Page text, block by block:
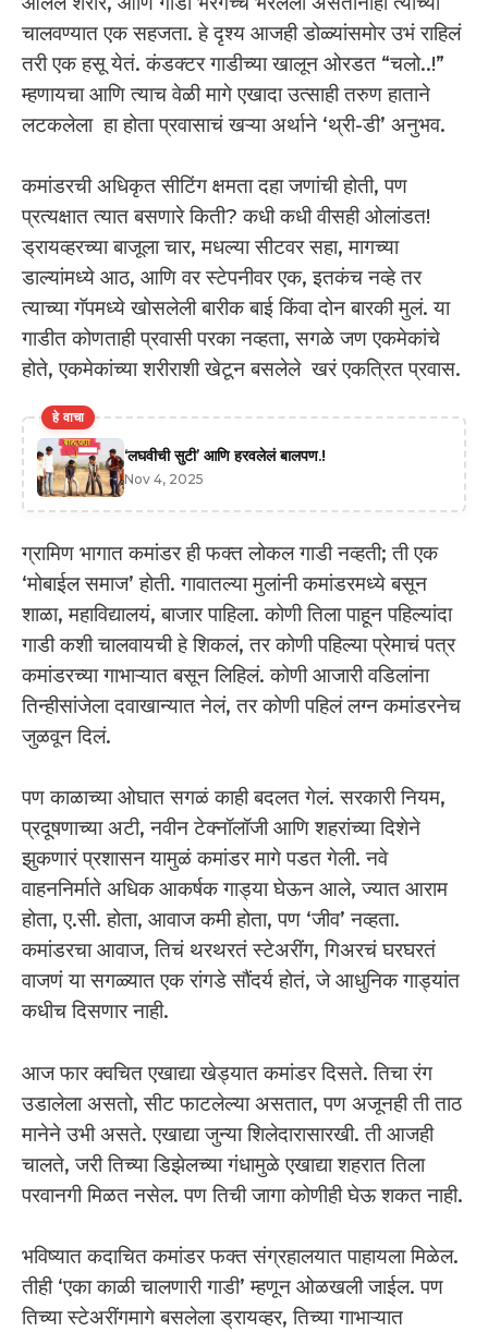
चालवण्यात एक सहजता. हे दृश्य आजही डोळ्यांसमोर उभं राहिलं
तरी एक हसू येतं. कंडक्टर गाडीच्या खालून ओरडत “चलो..!”
म्हणायचा आणि त्याच वेळी मागे एखादा उत्साही तरुण हाताने
लटकलेला हा होता प्रवासाचं खऱ्या अर्थाने ‘थ्री-डी’ अनुभव.
कमांडरची अधिकृत सीटिंग क्षमता दहा जणांची होती, पण
प्रत्यक्षात त्यात बसणारे किती? कधी कधी वीसही ओलांडत!
ड्रायव्हरच्या बाजूला चार, मधल्या सीटवर सहा, मागच्या
डाल्यांमध्ये आठ, आणि वर स्टेपनीवर एक, इतकंच नव्हे तर
त्याच्या गॅपमध्ये खोसलेली बारीक बाई किंवा दोन बारकी मुलं. या
गाडीत कोणताही प्रवासी परका नव्हता, सगळे जण एकमेकांचे
होते, एकमेकांच्या शरीराशी खेटून बसलेले खरं एकत्रित प्रवास.
हे वाचा
‘लघवीची सुटी’ आणि हरवलेलं बालपण.!
Nov 4, 2025
ग्रामिण भागात कमांडर ही फक्त लोकल गाडी नव्हती; ती एक
‘मोबाईल समाज’ होती. गावातल्या मुलांनी कमांडरमध्ये बसून
शाळा, महाविद्यालयं, बाजार पाहिला. कोणी तिला पाहून पहिल्यांदा
गाडी कशी चालवायची हे शिकलं, तर कोणी पहिल्या प्रेमाचं पत्र
कमांडरच्या गाभाऱ्यात बसून लिहिलं. कोणी आजारी वडिलांना
तिन्हीसांजेला दवाखान्यात नेलं, तर कोणी पहिलं लग्न कमांडरनेच
जुळवून दिलं.
पण काळाच्या ओघात सगळं काही बदलत गेलं. सरकारी नियम,
प्रदूषणाच्या अटी, नवीन टेक्नॉलॉजी आणि शहरांच्या दिशेने
झुकणारं प्रशासन यामुळं कमांडर मागे पडत गेली. नवे
वाहननिर्माते अधिक आकर्षक गाड्या घेऊन आले, ज्यात आराम
होता, ए.सी. होता, आवाज कमी होता, पण ‘जीव’ नव्हता.
कमांडरचा आवाज, तिचं थरथरतं स्टेअरींग, गिअरचं घरघरतं
वाजणं या सगळ्यात एक रांगडे सौंदर्य होतं, जे आधुनिक गाड्यांत
कधीच दिसणार नाही.
आज फार क्वचित एखाद्या खेड्यात कमांडर दिसते. तिचा रंग
उडालेला असतो, सीट फाटलेल्या असतात, पण अजूनही ती ताठ
मानेने उभी असते. एखाद्या जुन्या शिलेदारासारखी. ती आजही
चालते, जरी तिच्या डिझेलच्या गंधामुळे एखाद्या शहरात तिला
परवानगी मिळत नसेल. पण तिची जागा कोणीही घेऊ शकत नाही.
भविष्यात कदाचित कमांडर फक्त संग्रहालयात पाहायला मिळेल.
तीही ‘एका काळी चालणारी गाडी’ म्हणून ओळखली जाईल. पण
तिच्या स्टेअरींगमागे बसलेला ड्रायव्हर, तिच्या गाभाऱ्यात